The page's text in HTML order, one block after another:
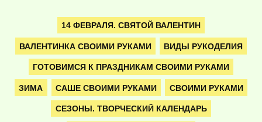
14 ФЕВРАЛЯ. СВЯТОЙ ВАЛЕНТИН
ВАЛЕНТИНКА СВОИМИ РУКАМИ ВИДЫ РУКОДЕЛИЯ
ГОТОВИМСЯ К ПРАЗДНИКАМ СВОИМИ РУКАМИ
ЗИМА САШЕ СВОИМИ РУКАМИ СВОИМИ РУКАМИ
СЕЗОНЫ. ТВОРЧЕСКИЙ КАЛЕНДАРЬ